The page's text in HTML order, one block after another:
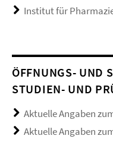
Institut für
ÖFFNUNGS- UND
TUDIEN- UND
Aktuelle Angaben
Aktuelle Angaben